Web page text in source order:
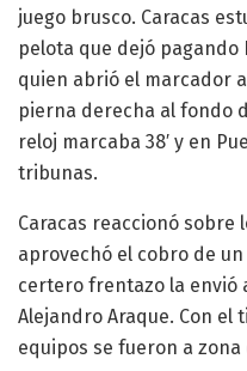
juego brusco. Caracas
pelota que dejó pagando
quien abrió el marcador
pierna derecha al fondo
reloj marcaba 38′ y en
tribunas.
Caracas reaccionó sobre
aprovechó el cobro de
certero frentazo la envió
Alejandro Araque. Con el
equipos se fueron a